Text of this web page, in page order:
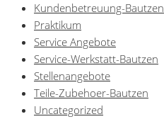
Kundenbetreuung-Bautzen
Praktikum
Service Angebote
Service-Werkstatt-Bautzen
Stellenangebote
Teile-Zubehoer-Bautzen
Uncategorized